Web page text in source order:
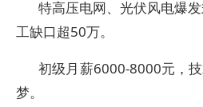
特高压电网、光伏风电爆
工缺口超50万。
初级月薪6000-8000元，
梦。